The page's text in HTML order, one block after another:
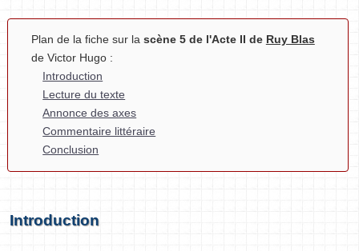
Plan de la fiche sur la scène 5 de l'Acte II de Ruy Blas
de Victor Hugo :
Introduction
Lecture du texte
Annonce des axes
Commentaire littéraire
Conclusion
Introduction